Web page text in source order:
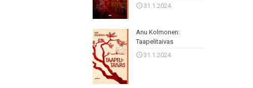
31.1.2024
Anu Kolmonen:
Taapelitaivas
31.1.2024